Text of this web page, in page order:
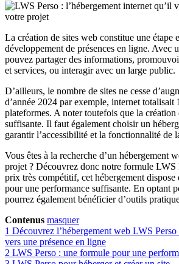
La création de sites web constitue une étape
développement de présences en ligne. Avec
pouvez partager des informations,
et services, ou interagir avec un large public.
D’ailleurs, le nombre de sites ne cesse
d’année 2024 par exemple, internet totalisait
plateformes. A noter toutefois que la création
suffisante. Il faut également choisir un
garantir l’accessibilité et la fonctionnalité de
Vous êtes à la recherche d’un hébergement
projet ? Découvrez donc notre formule LWS
prix très compétitif, cet hébergement dispose
pour une performance suffisante. En optant
pourrez également bénéficier d’outils
Contenus masquer
1 Découvrez l’hébergement web LWS
vers une présence en ligne
2 LWS Perso : une formule pour une